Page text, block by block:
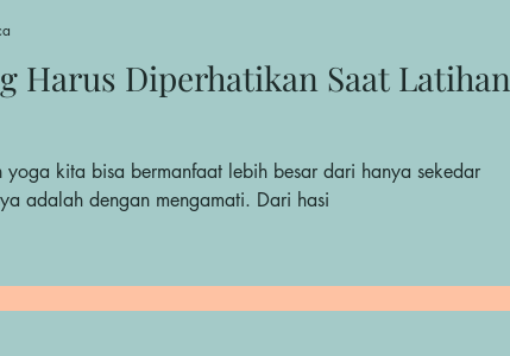
Harus Diperhatikan Saat Latihan
kita bisa bermanfaat lebih besar dari hanya sekedar
adalah dengan mengamati. Dari hasi